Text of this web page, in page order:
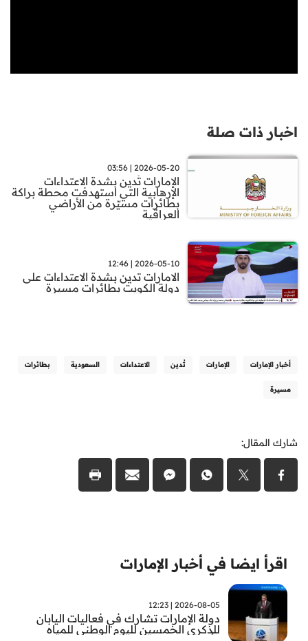
اخبار ذات صلة
2026-05-20 | 03:56
الإمارات تُدين بشدة الاعتداءات
الإرهابية التي استهدفت محطة براكة
بطائرات مسيّرة من الأراضي
العراقية
2026-05-10 | 12:46
الامارات تدين بشدة الاعتداءات على
دولة الكويت بطائرات مسيرة
أخبار الإمارات الإمارات تُدين الاعتداءات السعودية بطائرات
مسيرة
شارك المقال:
اقرأ ايضا في أخبار الإمارات
2026-08-05 | 12:23
دولة الإمارات تشارك في فعاليات اليابان
للذكرى الخمسين لليوم الوطني للمياه